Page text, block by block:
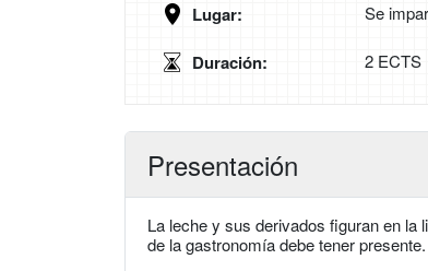
Lugar: Se
Duración: 2 ECTS
Presentación
La leche y sus derivados figuran en la
de la gastronomía debe tener presente.